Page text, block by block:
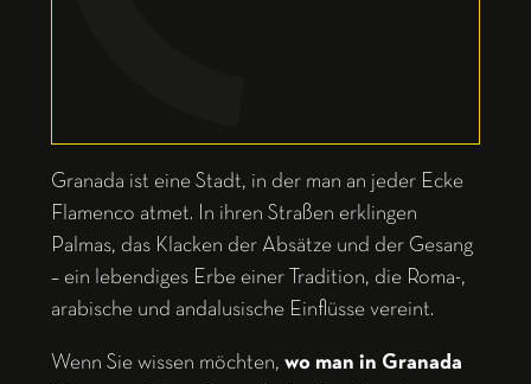
Granada ist eine Stadt, in der man an jeder Ecke
Flamenco atmet. In ihren Straßen erklingen
Palmas, das Klacken der Absätze und der Gesang
– ein lebendiges Erbe einer Tradition, die Roma-,
arabische und andalusische Einflüsse vereint.
Wenn Sie wissen möchten, wo man in Granada